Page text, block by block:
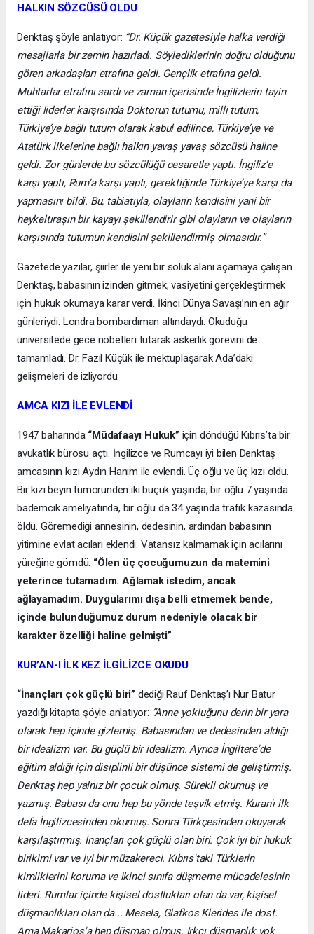
HALKIN SÖZCÜSÜ OLDU
Denktaş şöyle anlatıyor: “Dr. Küçük gazetesiyle halka verdiği
mesajlarla bir zemin hazırladı. Söylediklerinin doğru olduğunu
gören arkadaşları etrafına geldi. Gençlik etrafına geldi.
Muhtarlar etrafını sardı ve zaman içerisinde İngilizlerin tayin
ettiği liderler karşısında Doktorun tutumu, milli tutum,
Türkiye’ye bağlı tutum olarak kabul edilince, Türkiye’ye ve
Atatürk ilkelerine bağlı halkın yavaş yavaş sözcüsü haline
geldi. Zor günlerde bu sözcülüğü cesaretle yaptı. İngiliz’e
karşı yaptı, Rum’a karşı yaptı, gerektiğinde Türkiye’ye karşı da
yapmasını bildi. Bu, tabiatıyla, olayların kendisini yani bir
heykeltıraşın bir kayayı şekillendirir gibi olayların ve olayların
karşısında tutumun kendisini şekillendirmiş olmasıdır.”
Gazetede yazılar, şiirler ile yeni bir soluk alanı açamaya çalışan
Denktaş, babasının izinden gitmek, vasiyetini gerçekleştirmek
için hukuk okumaya karar verdi. İkinci Dünya Savaşı’nın en ağır
günleriydi. Londra bombardıman altındaydı. Okuduğu
üniversitede gece nöbetleri tutarak askerlik görevini de
tamamladı. Dr. Fazıl Küçük ile mektuplaşarak Ada’daki
gelişmeleri de izliyordu.
AMCA KIZI İLE EVLENDİ
1947 baharında “Müdafaayı Hukuk” için döndüğü Kıbrıs’ta bir
avukatlık bürosu açtı. İngilizce ve Rumcayı iyi bilen Denktaş
amcasının kızı Aydın Hanım ile evlendi. Üç oğlu ve üç kızı oldu.
Bir kızı beyin tümöründen iki buçuk yaşında, bir oğlu 7 yaşında
bademcik ameliyatında, bir oğlu da 34 yaşında trafik kazasında
öldü. Göremediği annesinin, dedesinin, ardından babasının
yitimine evlat acıları eklendi. Vatansız kalmamak için acılarını
yüreğine gömdü: “Ölen üç çocuğumuzun da matemini
yeterince tutamadım. Ağlamak istedim, ancak
ağlayamadım. Duygularımı dışa belli etmemek bende,
içinde bulunduğumuz durum nedeniyle olacak bir
karakter özelliği haline gelmişti”
KUR’AN-I İLK KEZ İLGİLİZCE OKUDU
“İnançları çok güçlü biri” dediği Rauf Denktaş’ı Nur Batur
yazdığı kitapta şöyle anlatıyor: “Anne yokluğunu derin bir yara
olarak hep içinde gizlemiş. Babasından ve dedesinden aldığı
bir idealizm var. Bu güçlü bir idealizm. Ayrıca İngiltere'de
eğitim aldığı için disiplinli bir düşünce sistemi de geliştirmiş.
Denktaş hep yalnız bir çocuk olmuş. Sürekli okumuş ve
yazmış. Babası da onu hep bu yönde teşvik etmiş. Kuran'ı ilk
defa İngilizcesinden okumuş. Sonra Türkçesinden okuyarak
karşılaştırmış. İnançları çok güçlü olan biri. Çok iyi bir hukuk
birikimi var ve iyi bir müzakereci. Kıbrıs'taki Türklerin
kimliklerini koruma ve ikinci sınıfa düşmeme mücadelesinin
lideri. Rumlar içinde kişisel dostlukları olan da var, kişisel
düşmanlıkları olan da... Mesela, Glafkos Klerides ile dost.
Ama Makarios'a hep düşman olmuş. Irkçı düşmanlık yok